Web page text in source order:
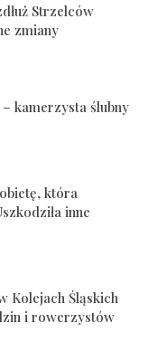
Strzelców
zmiany
kamerzysta ślubny
która
inne
Kolejach Śląskich
i rowerzystów